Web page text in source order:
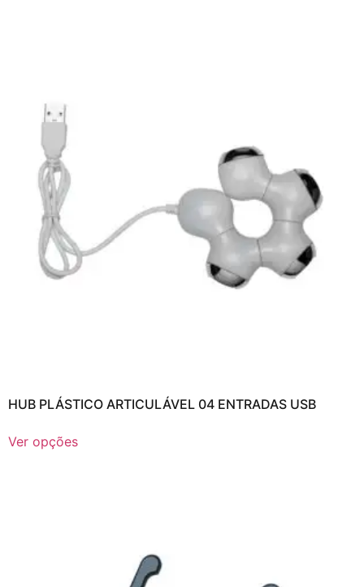
HUB PLÁSTICO ARTICULÁVEL 04 ENTRADAS USB
Ver opções